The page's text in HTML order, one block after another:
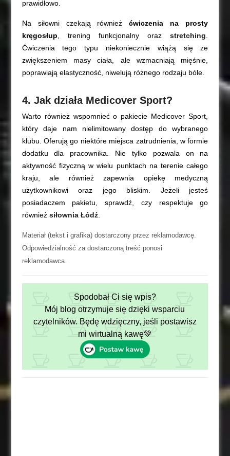
prawidłowo.
Na siłowni czekają równieżćwiczenia na prosty
kręgosłup , trening funkcjonalny orazstretching
Ćwiczenia tego typu niekoniecznie wiążą się ze
zwiększeniem masy ciała, ale wzmacniają mięśnie,
poprawiają elastyczność, niwelują różnego rodzaju bóle.
4. Jak działa Medicover Sport?
Warto również wspomnieć o pakiecie Medicover Sport,
który daje nam nielimitowany dostęp do wybranego
klubu. Oferują go niektóre miejsca zatrudnienia, w formie
dodatku dla pracownika. Nie tylko pozwala on na
aktywność fizyczną w wielu punktach na terenie całego
kraju, ale również zapewnia opiekę medyczną
użytkownikowi oraz jego bliskim. Jeżeli jesteś
posiadaczem pakietu, sprawdź, czy respektuje go
również siłownia Łódź.
Materiał (tekst i grafika) dostarczony przez reklamodawcę.
Odpowiedzialność za dostarczoną treść ponosi
reklamodawca.
Spodobał Ci się wpis?
Mój blog otrzymuje się dzięki wsparciu
czytelników. Będę wdzięczny, jeśli postawisz
mi wirtualną kawę💚